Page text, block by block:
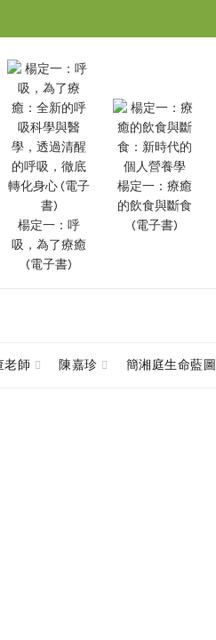
楊定一：呼
吸，為了療癒
(電子書)
楊定一：療癒
的飲食與斷食
(電子書)
老師 陳嘉珍 簡湘庭生命藍圖